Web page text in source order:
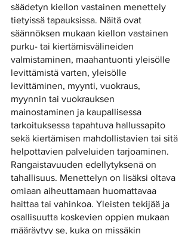
säädetyn kiellon vastainen menettely
tietyissä tapauksissa. Näitä ovat
säännöksen mukaan kiellon vastainen
purku- tai kiertämisvälineiden
valmistaminen, maahantuonti yleisölle
levittämistä varten, yleisölle
levittäminen, myynti, vuokraus,
myynnin tai vuokrauksen
mainostaminen ja kaupallisessa
tarkoituksessa tapahtuva hallussapito
sekä kiertämisen mahdollistavien tai sitä
helpottavien palveluiden tarjoaminen.
Rangaistavuuden edellytyksenä on
tahallisuus. Menettelyn on lisäksi oltava
omiaan aiheuttamaan huomattavaa
haittaa tai vahinkoa. Yleisten tekijää ja
osallisuutta koskevien oppien mukaan
määräytyy se, kuka on missäkin